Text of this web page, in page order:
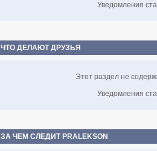
Уведомления
ЧТО ДЕЛАЮТ ДРУЗЬЯ
Этот раздел не
Уведомления
ЗА ЧЕМ СЛЕДИТ PRALEKSON